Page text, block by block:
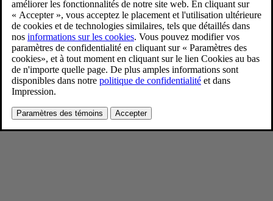
9/3/2024
Favoris
Partager
Télécharger
V60 T8 Silver Dawn
Pour consulter toute l’information sur les droits d’auteur, cliquez ici